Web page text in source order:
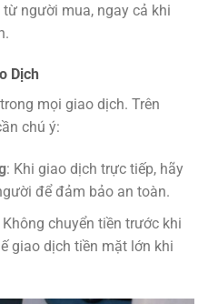
người mua, ngay cả khi
Dịch
mọi giao dịch. Trên
chú ý:
: Khi giao dịch trực tiếp, hãy
để đảm bảo an toàn.
Không chuyển tiền trước khi
giao dịch tiền mặt lớn khi